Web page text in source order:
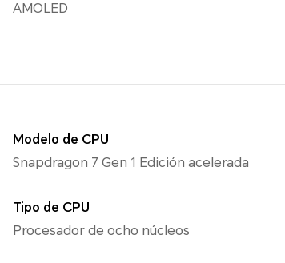
AMOLED
Modelo de CPU
Snapdragon 7 Gen 1 Edición acelerada
Tipo de CPU
Procesador de ocho núcleos